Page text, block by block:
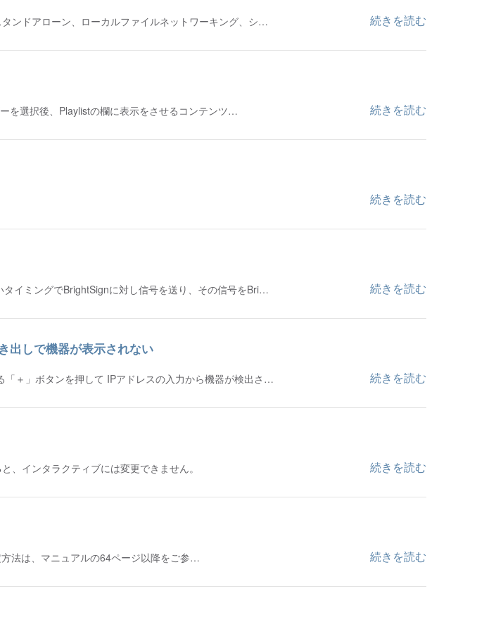
ンドアローン、ローカルファイルネットワーキング、シ… 続きを読む
を選択後、Playlistの欄に表示をさせるコンテンツ… 続きを読む
続きを読む
イミングでBrightSignに対し信号を送り、その信号をBri… 続きを読む
出しで機器が表示されない
＋」ボタンを押して IPアドレスの入力から機器が検出さ… 続きを読む
、インタラクティブには変更できません。 続きを読む
法は、マニュアルの64ページ以降をご参… 続きを読む